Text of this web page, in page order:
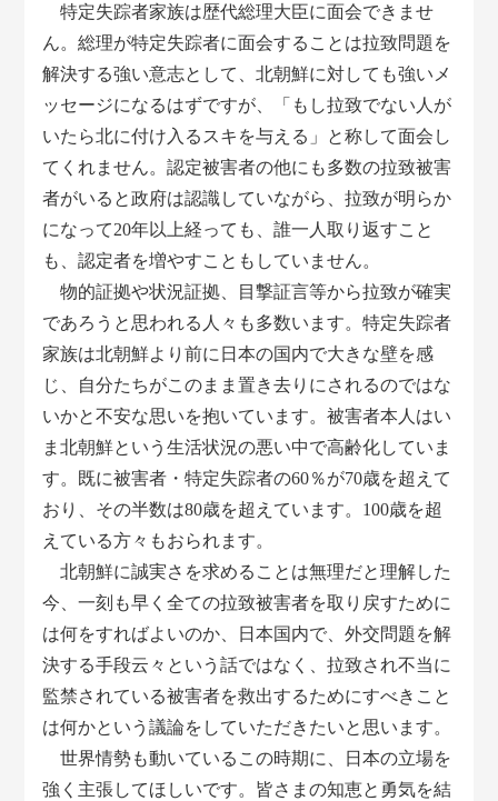
特定失踪者家族は歴代総理大臣に面会できませ
ん。総理が特定失踪者に面会することは拉致問題を
解決する強い意志として、北朝鮮に対しても強いメ
ッセージになるはずですが、「もし拉致でない人が
いたら北に付け入るスキを与える」と称して面会し
てくれません。認定被害者の他にも多数の拉致被害
者がいると政府は認識していながら、拉致が明らか
になって20年以上経っても、誰一人取り返すこと
も、認定者を増やすこともしていません。
物的証拠や状況証拠、目撃証言等から拉致が確実
であろうと思われる人々も多数います。特定失踪者
家族は北朝鮮より前に日本の国内で大きな壁を感
じ、自分たちがこのまま置き去りにされるのではな
いかと不安な思いを抱いています。被害者本人はい
ま北朝鮮という生活状況の悪い中で高齢化していま
す。既に被害者・特定失踪者の60％が70歳を超えて
おり、その半数は80歳を超えています。100歳を超
えている方々もおられます。
北朝鮮に誠実さを求めることは無理だと理解した
今、一刻も早く全ての拉致被害者を取り戻すために
は何をすればよいのか、日本国内で、外交問題を解
決する手段云々という話ではなく、拉致され不当に
監禁されている被害者を救出するためにすべきこと
は何かという議論をしていただきたいと思います。
世界情勢も動いているこの時期に、日本の立場を
強く主張してほしいです。皆さまの知恵と勇気を結